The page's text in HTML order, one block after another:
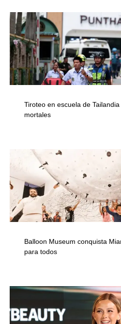
Tiroteo en escuela de
mortales
Balloon Museum conquista
para todos